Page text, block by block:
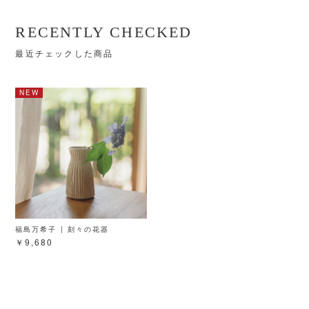
RECENTLY CHECKED
最近チェックした商品
福島万希子 | 刻々の花器
￥9,680